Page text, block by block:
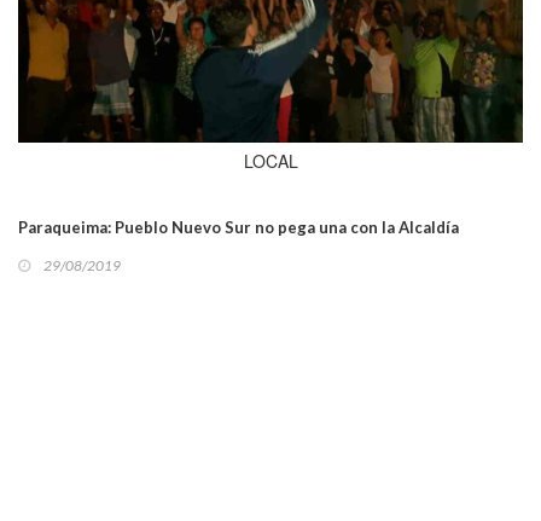
LOCAL
Paraqueima: Pueblo Nuevo Sur no pega una con la Alcaldía
29/08/2019